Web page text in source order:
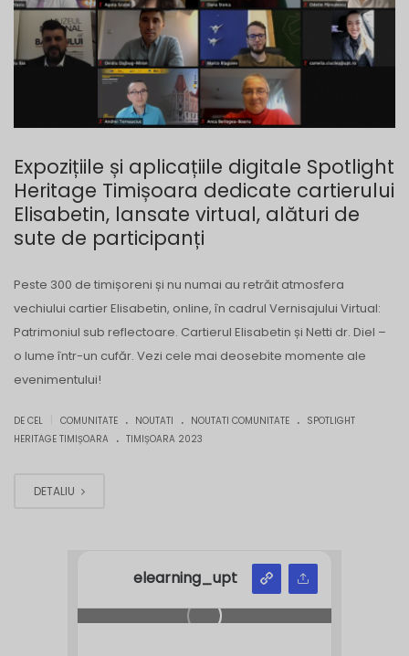
Expozițiile și aplicațiile digitale Spotlight
Heritage Timișoara dedicate cartierului
Elisabetin, lansate virtual, alături de
sute de participanți
Peste 300 de timișoreni și nu numai au retrăit atmosfera
vechiului cartier Elisabetin, online, în cadrul Vernisajului Virtual:
Patrimoniul sub reflectoare. Cartierul Elisabetin și Netti dr. Diel –
o lume într-un cufăr. Vezi cele mai deosebite momente ale
evenimentului!
DE CEL COMUNITATE . NOUTATI . NOUTATI COMUNITATE . SPOTLIGHT
HERITAGE TIMIȘOARA . TIMIȘOARA 2023
DETALIU
elearning_upt